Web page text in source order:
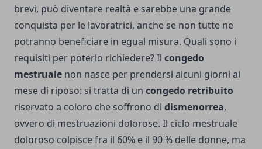
brevi, può diventare realtà e sarebbe una grande
conquista per le lavoratrici, anche se non tutte ne
potranno beneficiare in egual misura. Quali sono i
requisiti per poterlo richiedere? Il congedo
mestruale non nasce per prendersi alcuni giorni al
mese di riposo: si tratta di un congedo retribuito
riservato a coloro che soffrono di dismenorrea,
ovvero di mestruazioni dolorose. Il ciclo mestruale
doloroso colpisce fra il 60% e il 90 % delle donne, ma